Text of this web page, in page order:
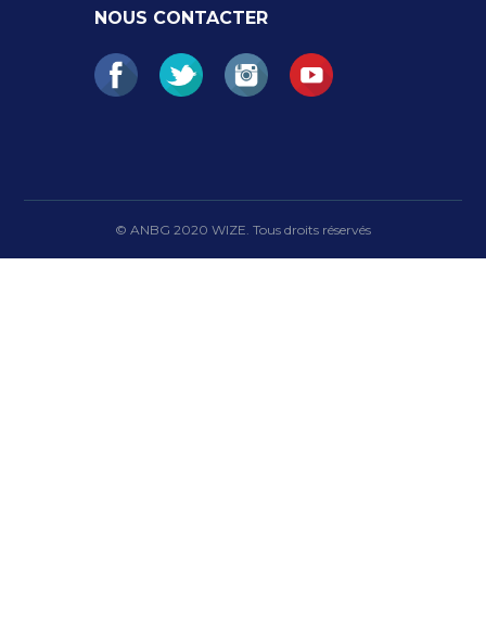
NOUS CONTACTER
© ANBG 2020 WIZE. Tous droits réservés